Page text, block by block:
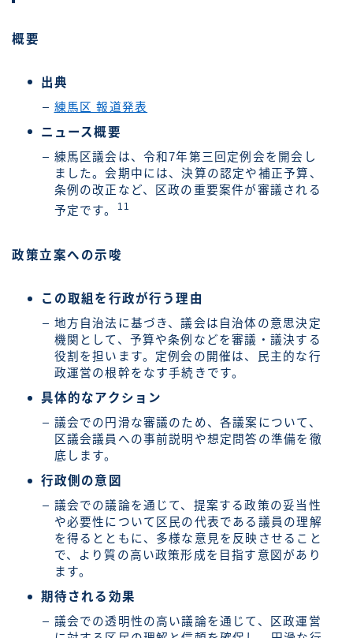
概要
出典
練馬区 報道発表
ニュース概要
練馬区議会は、令和7年第三回定例会を開会し
ました。会期中には、決算の認定や補正予算、
条例の改正など、区政の重要案件が審議される
予定です。
11
政策立案への示唆
この取組を行政が行う理由
地方自治法に基づき、議会は自治体の意思決定
機関として、予算や条例などを審議・議決する
役割を担います。定例会の開催は、民主的な行
政運営の根幹をなす手続きです。
具体的なアクション
議会での円滑な審議のため、各議案について、
区議会議員への事前説明や想定問答の準備を徹
底します。
行政側の意図
議会での議論を通じて、提案する政策の妥当性
や必要性について区民の代表である議員の理解
を得るとともに、多様な意見を反映させること
で、より質の高い政策形成を目指す意図があり
ます。
期待される効果
議会での透明性の高い議論を通じて、区政運営